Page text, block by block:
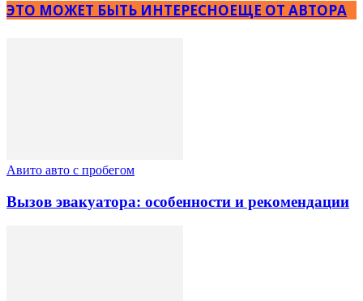
ЭТО МОЖЕТ БЫТЬ ИНТЕРЕСНОЕЩЕ ОТ АВТОРА
Авито авто с пробегом
Вызов эвакуатора: особенности и рекомендации